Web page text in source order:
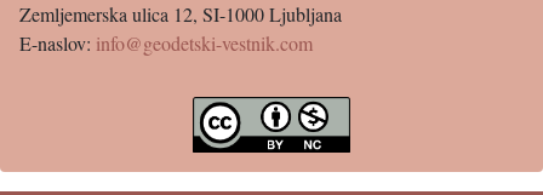
Zemljemerska ulica 12, SI-1000 Ljubljana
E-naslov: info@geodetski-vestnik.com